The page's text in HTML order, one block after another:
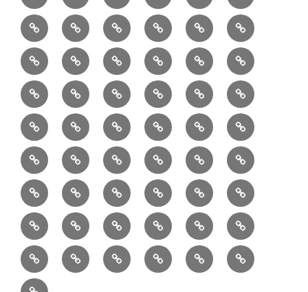
エ
リ
ー
れ
Ｂ
教
室
読
書
食・
健
康
リ
フ
ォ
ー
ム
コ
ー
デ
で
販
売
中
の
ハ
ン
ド
メ
イ
ド
バ
ッ
グ
入
園
バ
ッ
グ
セ
ッ
ト
②
半
月
型
③
巾
着
袋
（縦
長）
④
巾
着
袋
（小）
⑤
巾
着
シ
ョ
ル
ダ
ー
⑥
小
動
物
用
小
物
⑦
リ
ュ
ッ
ク
⑧
メ
ッ
セ
ン
ジ
ャ
ー
⑨
ミ
シ
ン
カ
バ
ー
⑩
マ
チ
無
し
シ
ョ
ル
ダ
ー
（定
番
品
⑪
マ
ス
ク
⑫
ポ
ー
チ
⑬
ボ
デ
ィ
ー
バ
ッ
グ
⑭
ボ
ッ
ク
ス
型
⑮
ボ
ス
ト
ン
⑯
ヘ
ル
メ
ッ
ト
バ
ッ
グ
⑰
ピ
ン
タ
ッ
ク
バ
ッ
グ
⑱
ビ
ジ
ネ
ス
バ
ッ
グ
⑲
バ
ニ
テ
ィ
ー
⑳
ハ
ン
ド
バ
ッ
グ
お
取
引
の
流
れ
お
問
合
せ
及
び
ご
相
談
デ
ジ
タ
ル
コ
ン
テ
ン
ツ
デ
ジ
タ
ル
コ
ン
テ
ン
ツ
ブ
ロ
グ
プ
ラ
イ
バ
シ
ー
ポ
リ
ラ
ン
デ
ィ
ン
グ
ペ
ル
ー
ル
レ
ン
タ
ル
ジ
ュ
エ
レ
ン
タ
ル
ジ
ュ
エ
㉑
イ
ン
テ
リ
ア
収
㉒
エ
コ
バ
ッ
グ
㉓
楽
器
入
れ
㉔
ナ
ッ
プ
サ
ッ
㉕
ド
ー
ム
型
㉖
ド
イ
リ
ー
㉗
オ
ー
ル
イ
ン
㉘
カ
ー
テ
㉙
ク
ッ
シ
㉚
ク
ラ
ッ
㉛
ト
ー
ト
㉜
洋
服
ラ
事
業
者
か
事
業
者
伝
言
共
有
最
近
本
物
製
作
Ｓ